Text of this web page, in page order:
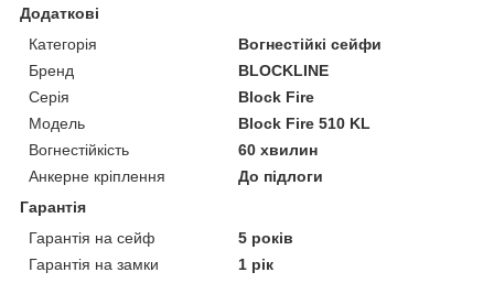
Додаткові
Категорія
Вогнестійкі сейфи
Бренд
BLOCKLINE
Серія
Block Fire
Модель
Block Fire 510 KL
Вогнестійкість
60 хвилин
Анкерне кріплення
До підлоги
Гарантія
Гарантія на сейф
5 років
Гарантія на замки
1 рік